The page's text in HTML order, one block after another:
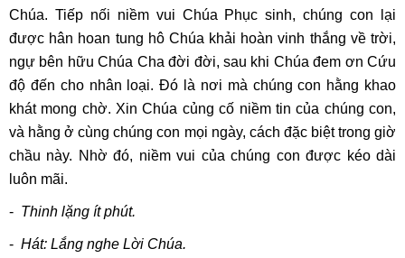
Chúa. Tiếp nối niềm vui Chúa Phục sinh, chúng con lại
được hân hoan tung hô Chúa khải hoàn vinh thắng về trời,
ngự bên hữu Chúa Cha đời đời, sau khi Chúa đem ơn Cứu
độ đến cho nhân loại. Đó là nơi mà chúng con hằng khao
khát mong chờ. Xin Chúa củng cố niềm tin của chúng con,
và hằng ở cùng chúng con mọi ngày, cách đặc biệt trong giờ
chầu này. Nhờ đó, niềm vui của chúng con được kéo dài
luôn mãi.
- Thinh lặng ít phút.
- Hát: Lắng nghe Lời Chúa.